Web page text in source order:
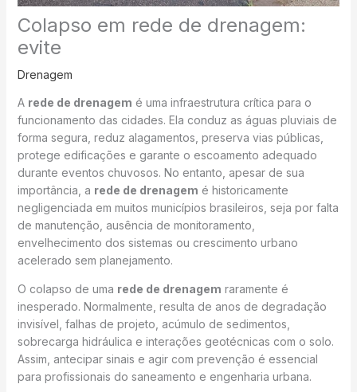
Colapso em rede de drenagem:
evite
Drenagem
A rede de drenagem é uma infraestrutura crítica para o
funcionamento das cidades. Ela conduz as águas pluviais de
forma segura, reduz alagamentos, preserva vias públicas,
protege edificações e garante o escoamento adequado
durante eventos chuvosos. No entanto, apesar de sua
importância, a rede de drenagem é historicamente
negligenciada em muitos municípios brasileiros, seja por falta
de manutenção, ausência de monitoramento,
envelhecimento dos sistemas ou crescimento urbano
acelerado sem planejamento.
O colapso de uma rede de drenagem raramente é
inesperado. Normalmente, resulta de anos de degradação
invisível, falhas de projeto, acúmulo de sedimentos,
sobrecarga hidráulica e interações geotécnicas com o solo.
Assim, antecipar sinais e agir com prevenção é essencial
para profissionais do saneamento e engenharia urbana.